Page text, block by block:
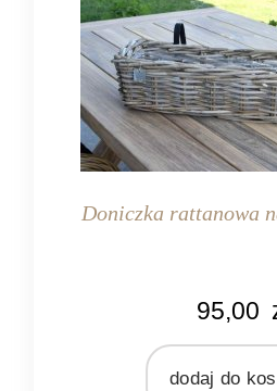
Doniczka rattanowa
95,00
dodaj do